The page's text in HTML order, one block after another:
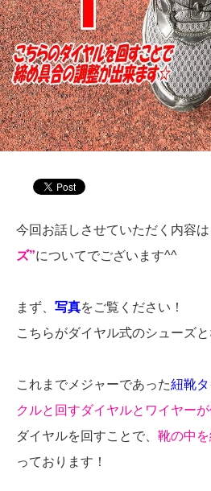
今回お話しさせていただく内容は
ズ”についてでございます^^
まず、 写真をご覧ください！
こちらがダイヤル式のシューズ
これまでメジャーであった紐靴
クルと回すダイヤルとワイヤー
ダイヤルを回すことで、 靴の中
っております！